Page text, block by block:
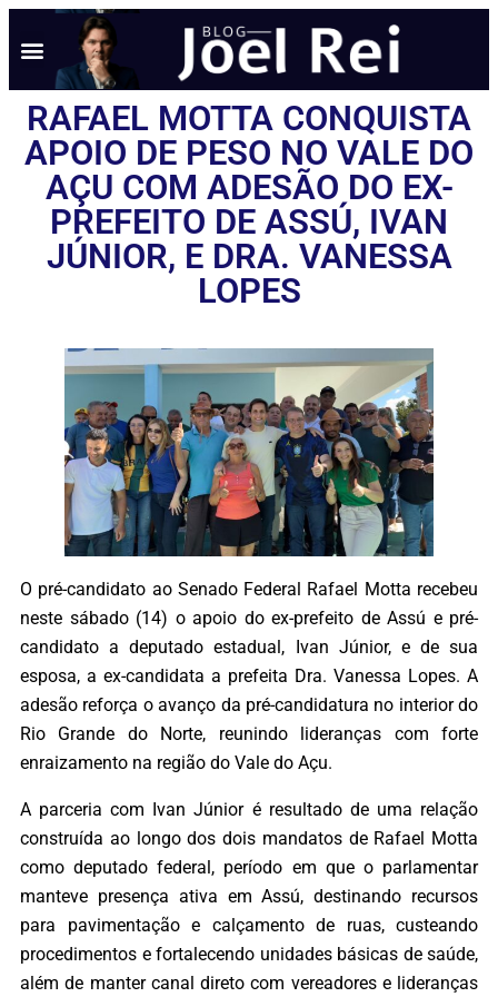
RAFAEL MOTTA CONQUISTA
APOIO DE PESO NO VALE DO
AÇU COM ADESÃO DO EX-
PREFEITO DE ASSÚ, IVAN
JÚNIOR, E DRA. VANESSA
LOPES
O pré-candidato ao Senado Federal Rafael Motta recebeu
neste sábado (14) o apoio do ex-prefeito de Assú e pré-
candidato a deputado estadual, Ivan Júnior, e de sua
esposa, a ex-candidata a prefeita Dra. Vanessa Lopes. A
adesão reforça o avanço da pré-candidatura no interior do
Rio Grande do Norte, reunindo lideranças com forte
enraizamento na região do Vale do Açu.
A parceria com Ivan Júnior é resultado de uma relação
construída ao longo dos dois mandatos de Rafael Motta
como deputado federal, período em que o parlamentar
manteve presença ativa em Assú, destinando recursos
para pavimentação e calçamento de ruas, custeando
procedimentos e fortalecendo unidades básicas de saúde,
além de manter canal direto com vereadores e lideranças